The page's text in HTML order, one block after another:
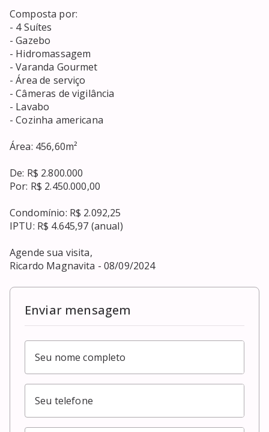
Composta por:
- 4 Suítes
- Gazebo
- Hidromassagem
- Varanda Gourmet
- Área de serviço
- Câmeras de vigilância
- Lavabo
- Cozinha americana
Área: 456,60m²
De: R$ 2.800.000
Por: R$ 2.450.000,00
Condomínio: R$ 2.092,25
IPTU: R$ 4.645,97 (anual)
Agende sua visita,
Ricardo Magnavita - 08/09/2024
Enviar mensagem